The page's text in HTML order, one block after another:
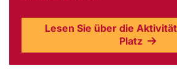
Lesen Sie über die
Platz